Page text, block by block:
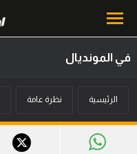
أخبار
في المونديال
الرئيسية نظرة عامة